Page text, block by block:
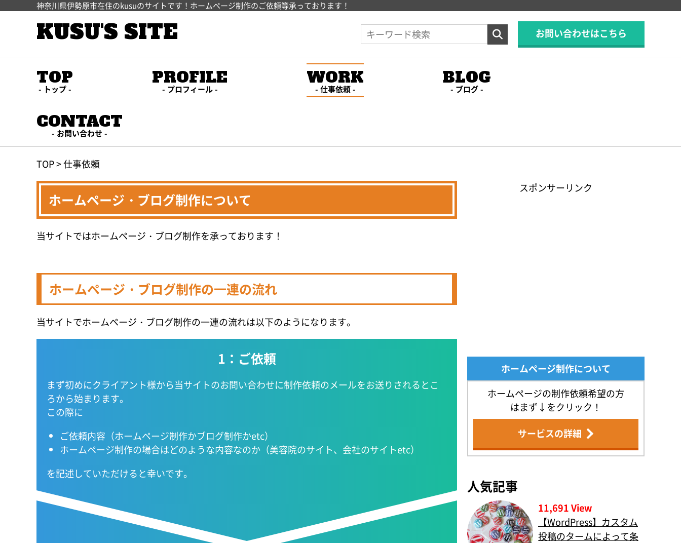
神奈川県伊勢原市在住のkusuのサイトです！ホームページ制作のご依頼等承っております！
KUSU'S SITE お問い合わせはこちら
TOP
トップ
PROFILE
プロフィール
WORK
仕事依頼
BLOG
ブログ
CONTACT
お問い合わせ
TOP>仕事依頼
ホームページ・ブログ制作について
当サイトではホームページ・ブログ制作を承っております！
ホームページ・ブログ制作の一連の流れ
当サイトでホームページ・ブログ制作の一連の流れは以下のようになります。
1：ご依頼
まず初めにクライアント様から当サイトのお問い合わせに制作依頼のメールをお送りされるとこ
ろから始まります。
この際に
ご依頼内容 （ホームページ制作かブログ制作かetc）
ホームページ制作の場合はどのような内容なのか （美容院のサイト、会社のサイトetc）
を記述していただけると幸いです。
スポンサーリンク
ホームページ制作について
ホームページの制作依頼希望の方
はまず↓をクリック！
サービスの詳細
人気記事
11,691 View
【WordPress】カスタム
投稿のタームによって条